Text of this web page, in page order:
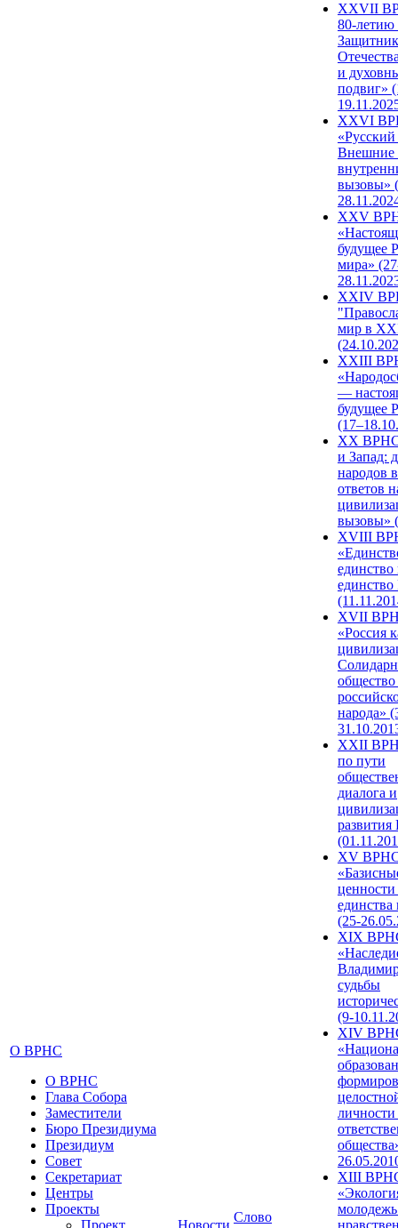
О ВРНС
О ВРНС
Глава Собора
Заместители
Бюро Президиума
Президиум
Совет
Секретариат
Центры
Проекты
Проект
Новости
Слово
ХХVII
80-
и
подвиг»
XXVI
Внешние
вызовы»
XXV
будущее
мира»
XXIV
мир в
XXIII
—
будущее
XX ВРНС
и Запад:
народов
ответов
вызовы»
XVIII
единство
единство
XVII
«Россия
народа»
XXII
по пути
диалога и
развития
XV
единства
(25-
XIX
судьбы
(9-
XIV
XIII